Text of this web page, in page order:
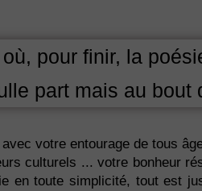
pour finir, la
part mais au bout
votre entourage de tous
culturels ... votre bonheur
en toute simplicité, tout est